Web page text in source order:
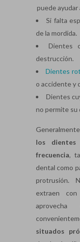
puede ayudar
Si falta
de la mordida.
Dientes
destrucción.
Dientes
o accidente y
Dientes
no permite su
Generalmente
los
frecuencia,
dental como
protrusión.
extraen
situados